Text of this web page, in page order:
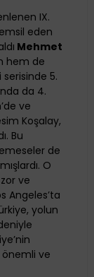
IX.
eden
Mehmet
hem de
serisinde 5.
da 4.
ve
Koşalay,
Bu
de
O
ve
Angeles’ta
yolun
ve